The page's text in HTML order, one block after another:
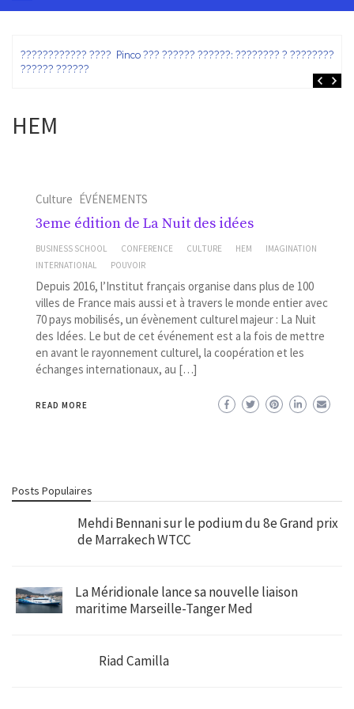
???????????? ???? Pinco ??? ?????? ??????: ???????? ? ???????? ?
?????? ??????
HEM
Culture ÉVÉNEMENTS
3eme édition de La Nuit des idées
BUSINESS SCHOOL CONFERENCE CULTURE HEM
IMAGINATION
INTERNATIONAL
POUVOIR
Depuis 2016, l’Institut français organise dans plus de 100
villes de France mais aussi et à travers le monde entier avec
70 pays mobilisés, un évènement culturel majeur : La Nuit
des Idées. Le but de cet événement est a la fois de mettre
en avant le rayonnement culturel, la coopération et les
échanges internationaux, au […]
READ MORE
Posts Populaires
Mehdi Bennani sur le podium du 8e Grand prix
de Marrakech WTCC
La Méridionale lance sa nouvelle liaison
maritime Marseille-Tanger Med
Riad Camilla